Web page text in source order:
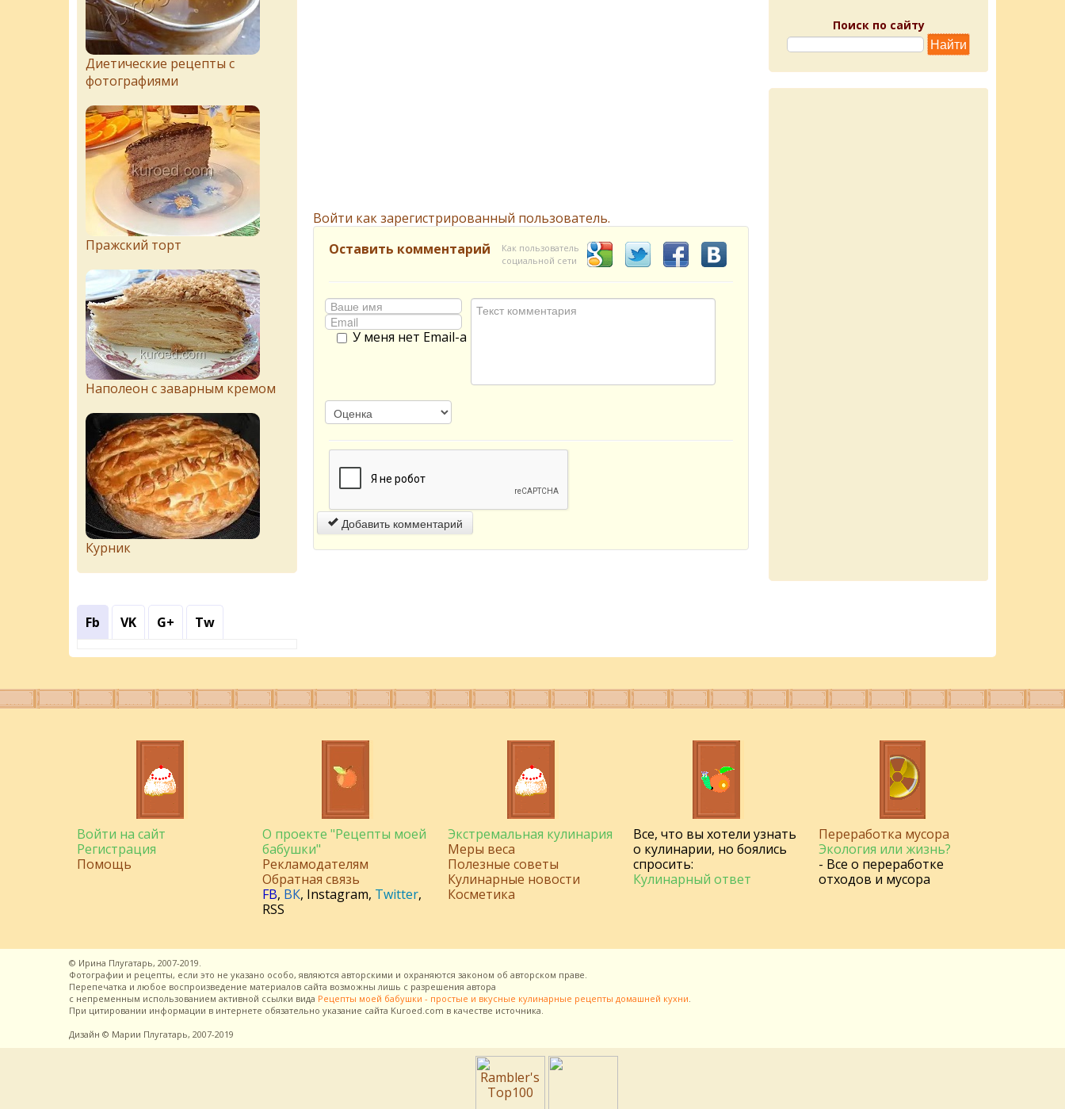
Войти как зарегистрированный пользователь.
Оставить комментарий
Как пользователь
социальной сети
У меня нет Email-а
Добавить комментарий
Диетические рецепты с
фотографиями
Пражский торт
Наполеон с заварным кремом
Курник
Fb VK G+ Tw
Поиск по сайту
Войти на сайт
Регистрация
Помощь
О проекте "Рецепты моей
бабушки"
Рекламодателям
Обратная связь
FB, ВК, Instagram, Twitter,
RSS
Экстремальная кулинария
Меры веса
Полезные советы
Кулинарные новости
Косметика
Все, что вы хотели узнать
о кулинарии, но боялись
спросить:
Кулинарный ответ
Переработка мусора
Экология или жизнь?
- Все о переработке
отходов и мусора
© Ирина Плугатарь, 2007-2019.
Фотографии и рецепты, если это не указано особо, являются авторскими и охраняются законом об авторском праве.
Перепечатка и любое воспроизведение материалов сайта возможны лишь с разрешения автора
с непременным использованием активной ссылки вида Рецепты моей бабушки - простые и вкусные кулинарные рецепты домашней кухни.
При цитировании информации в интернете обязательно указание сайта Kuroed.com в качестве источника.
Дизайн © Марии Плугатарь, 2007-2019